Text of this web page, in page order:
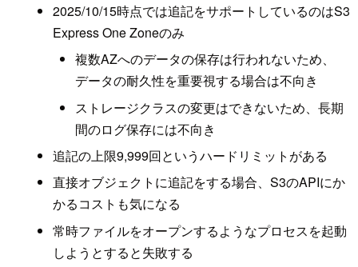
2025/10/15時点では追記をサポートしているのはS3
Express One Zoneのみ
複数AZへのデータの保存は行われないため、
データの耐久性を重要視する場合は不向き
ストレージクラスの変更はできないため、長期
間のログ保存には不向き
追記の上限9,999回というハードリミットがある
直接オブジェクトに追記をする場合、S3のAPIにか
かるコストも気になる
常時ファイルをオープンするようなプロセスを起動
しようとすると失敗する